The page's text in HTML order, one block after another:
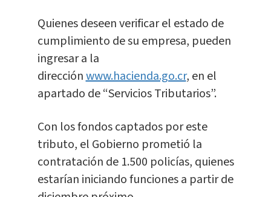
Quienes deseen verificar el estado de
cumplimiento de su empresa, pueden
ingresar a la
direcciónwww.hacienda.go.cr, en el
apartado de “Servicios Tributarios”.
Con los fondos captados por este
tributo, el Gobierno prometió la
contratación de 1.500 policías, quienes
estarían iniciando funciones a partir de